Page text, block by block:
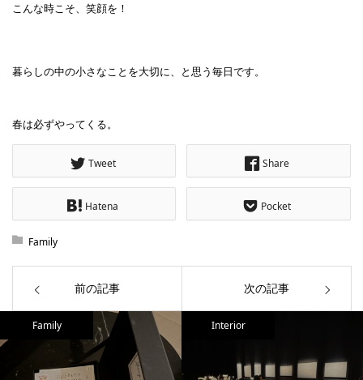
こんな時こそ、笑顔を！
暮らしの中の小さなことを大切に、と思う毎日です。
春は必ずやってくる。
Tweet Share
Hatena Pocket
Family
前の記事 次の記事
Family Interior